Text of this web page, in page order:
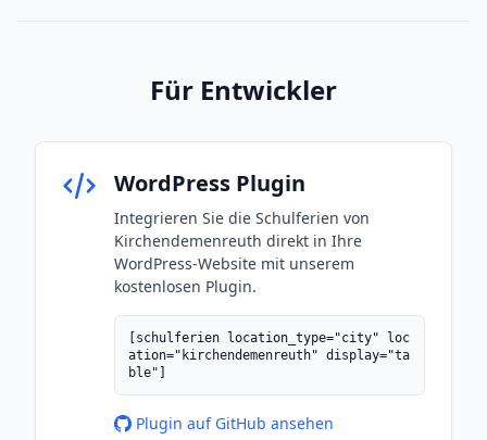
Für Entwickler
WordPress Plugin
Integrieren Sie die Schulferien von
Kirchendemenreuth direkt in Ihre
WordPress-Website mit unserem
kostenlosen Plugin.
[schulferien location_type="city" loc
ation="kirchendemenreuth" display="ta
ble"]
Plugin auf GitHub ansehen